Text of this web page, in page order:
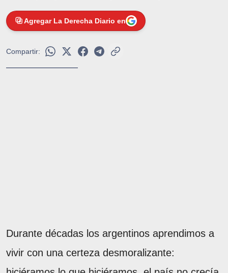
Agregar La Derecha Diario en
Compartir:
Durante décadas los argentinos aprendimos a
vivir con una certeza desmoralizante: